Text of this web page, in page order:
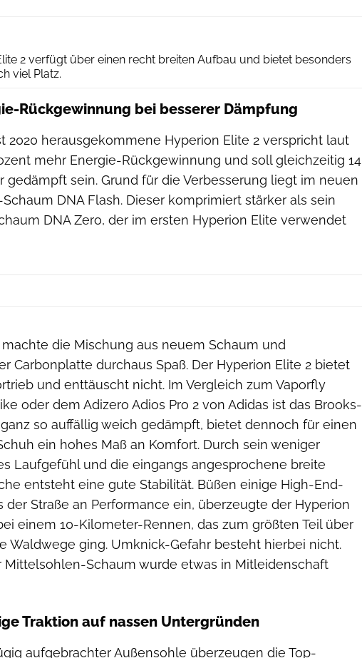
2 verfügt über einen recht breiten Aufbau und bietet besonders
viel Platz.
Rückgewinnung bei besserer Dämpfung
2020 herausgekommene Hyperion Elite 2 verspricht laut
mehr Energie-Rückgewinnung und soll gleichzeitig 14
gedämpft sein. Grund für die Verbesserung liegt im neuen
DNA Flash. Dieser komprimiert stärker als sein
DNA Zero, der im ersten Hyperion Elite verwendet
machte die Mischung aus neuem Schaum und
Carbonplatte durchaus Spaß. Der Hyperion Elite 2 bietet
und enttäuscht nicht. Im Vergleich zum Vaporfly
oder dem Adizero Adios Pro 2 von Adidas ist das Brooks-
so auffällig weich gedämpft, bietet dennoch für einen
ein hohes Maß an Komfort. Durch sein weniger
Laufgefühl und die eingangs angesprochene breite
entsteht eine gute Stabilität. Büßen einige High-End-
der Straße an Performance ein, überzeugte der Hyperion
einem 10-Kilometer-Rennen, das zum größten Teil über
Waldwege ging. Umknick-Gefahr besteht hierbei nicht.
Mittelsohlen-Schaum wurde etwas in Mitleidenschaft
Traktion auf nassen Untergründen
aufgebrachter Außensohle überzeugen die Top-